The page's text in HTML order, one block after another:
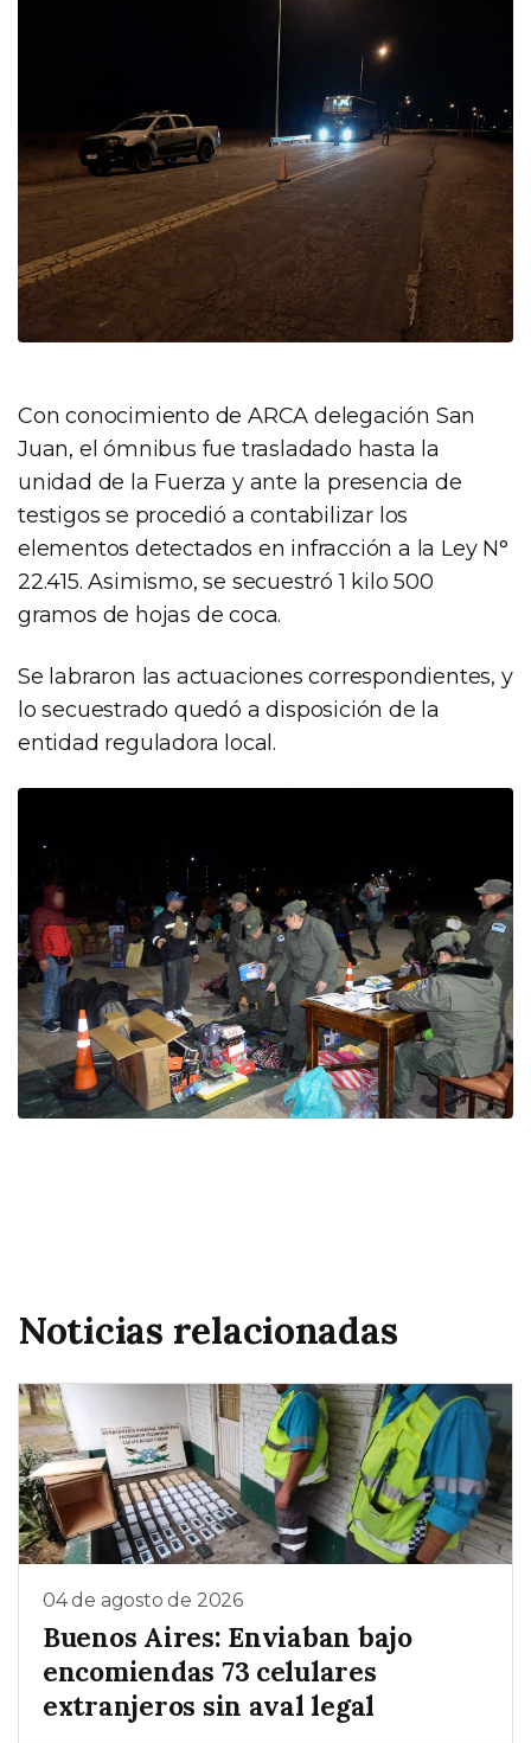
Con conocimiento de ARCA delegación San
Juan, el ómnibus fue trasladado hasta la
unidad de la Fuerza y ante la presencia de
testigos se procedió a contabilizar los
elementos detectados en infracción a la Ley N°
22.415. Asimismo, se secuestró 1 kilo 500
gramos de hojas de coca.
Se labraron las actuaciones correspondientes, y
lo secuestrado quedó a disposición de la
entidad reguladora local.
Noticias relacionadas
04 de agosto de 2026
Buenos Aires: Enviaban bajo
encomiendas 73 celulares
extranjeros sin aval legal